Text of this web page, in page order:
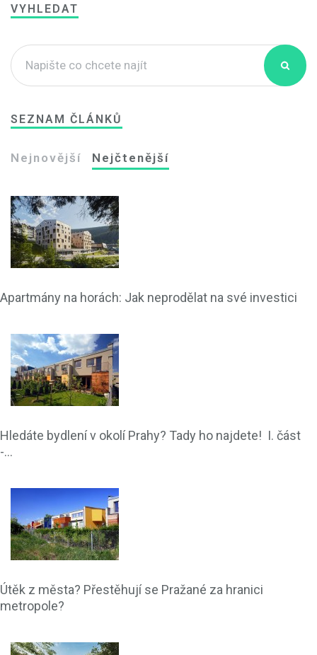
VYHLEDAT
SEZNAM ČLÁNKŮ
Nejnovější Nejčtenější
Apartmány na horách: Jak neprodělat na své investici
Hledáte bydlení v okolí Prahy? Tady ho najdete! I. část
-...
Útěk z města? Přestěhují se Pražané za hranici
metropole?